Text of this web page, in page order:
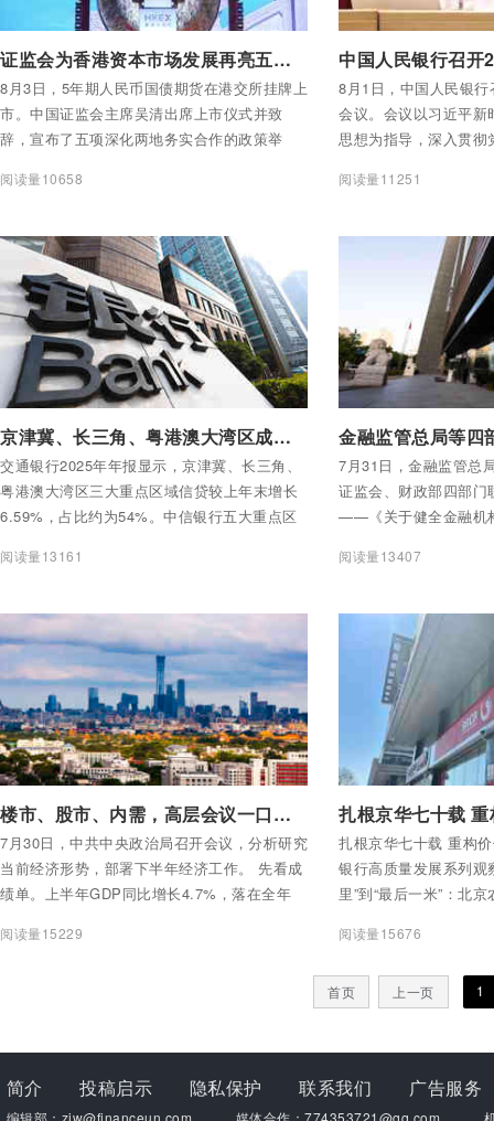
证监会为香港资本市场发展再亮五条政策
8月3日，5年期人民币国债期货在港交所挂牌上
市。中国证监会主席吴清出席上市仪式并致
辞，宣布了五项深化两地务实合作的政策举
阅读量10658
8月1日，中国人民银
会议。会议以习近平
思想为指导，深入贯
署下一阶段工作。中
宣昌能、陆磊、陶玲、
阅读量11251
京津冀、长三角、粤港澳大湾区成各家银行必争之地
交通银行2025年年报显示，京津冀、长三角、
粤港澳大湾区三大重点区域信贷较上年末增长
6.59%，占比约为54%。中信银行五大重点区
占比达72.21%。广发银行在京津冀、长三角、
阅读量13161
7月31日，金融监管总
证监会、财政部四部门
——《关于健全金融机
阅读量13407
楼市、股市、内需，高层会议一口气定了三个调
7月30日，中共中央政治局召开会议，分析研究
当前经济形势，部署下半年经济工作。 先看成
绩单。上半年GDP同比增长4.7%，落在全年
元，较去年同期增量3.6万亿元，创下近五年同
阅读量15229
扎根京华七十载 重构
银行高质量发展系列观
里”到“最后一米”：北
阅读量15676
首页 上一页 1
简介 投稿启示 隐私保护 联系我们 广告服务
编辑部：zjw@financeun.com 媒体合作：774353721@qq.com